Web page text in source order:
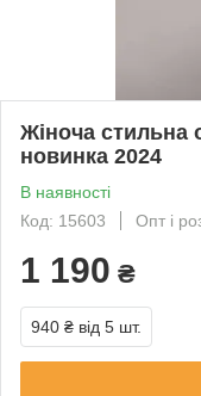
Жіноча стильна
новинка 2024
В наявності
Код: 15603
Опт і
1 190 ₴
940 ₴ від 5 шт.